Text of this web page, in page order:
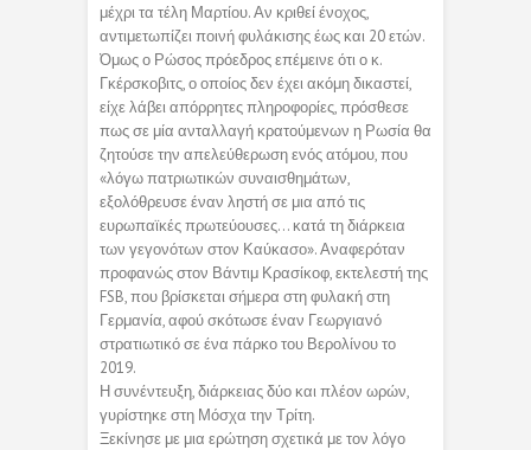
μέχρι τα τέλη Μαρτίου. Αν κριθεί ένοχος,
αντιμετωπίζει ποινή φυλάκισης έως και 20 ετών.
Όμως ο Ρώσος πρόεδρος επέμεινε ότι ο κ.
Γκέρσκοβιτς, ο οποίος δεν έχει ακόμη δικαστεί,
είχε λάβει απόρρητες πληροφορίες, πρόσθεσε
πως σε μία ανταλλαγή κρατούμενων η Ρωσία θα
ζητούσε την απελεύθερωση ενός ατόμου, που
«λόγω πατριωτικών συναισθημάτων,
εξολόθρευσε έναν ληστή σε μια από τις
ευρωπαϊκές πρωτεύουσες… κατά τη διάρκεια
των γεγονότων στον Καύκασο». Αναφερόταν
προφανώς στον Βάντιμ Κρασίκοφ, εκτελεστή της
FSB, που βρίσκεται σήμερα στη φυλακή στη
Γερμανία, αφού σκότωσε έναν Γεωργιανό
στρατιωτικό σε ένα πάρκο του Βερολίνου το
2019.
Η συνέντευξη, διάρκειας δύο και πλέον ωρών,
γυρίστηκε στη Μόσχα την Τρίτη.
Ξεκίνησε με μια ερώτηση σχετικά με τον λόγο